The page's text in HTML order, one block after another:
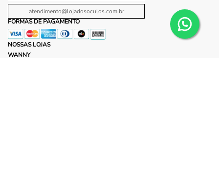
atendimento@lojadosoculos.com.br
FORMAS DE PAGAMENTO
NOSSAS LOJAS
WANNY